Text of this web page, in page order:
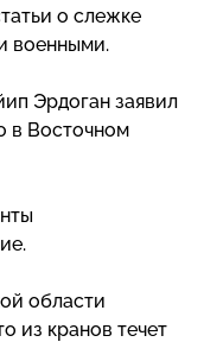
о слежке
военными.
Эрдоган заявил
в Восточном
области
из кранов течет